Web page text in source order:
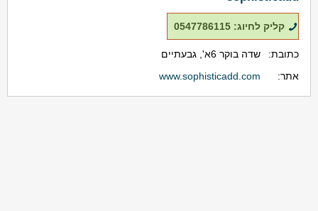
קליק לחיוג: 0547786115
כתובת:
שדה בוקר 6א', גבעתיים
אתר:
www.sophisticadd.com